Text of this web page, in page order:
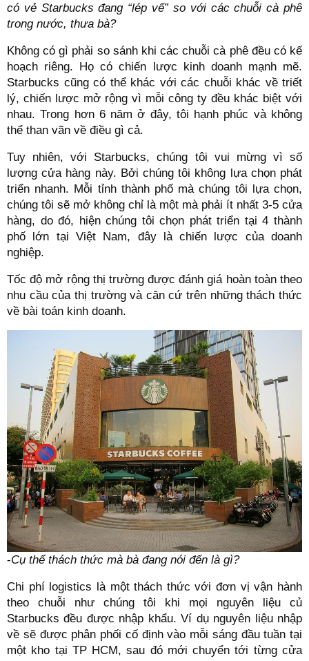
có vẻ Starbucks đang “lép vế” so với các chuỗi cà phê
trong nước, thưa bà?
Không có gì phải so sánh khi các chuỗi cà phê đều có kế
hoạch riêng. Họ có chiến lược kinh doanh mạnh mẽ.
Starbucks cũng có thể khác với các chuỗi khác về triết
lý, chiến lược mở rộng vì mỗi công ty đều khác biệt với
nhau. Trong hơn 6 năm ở đây, tôi hạnh phúc và không
thể than vãn về điều gì cả.
Tuy nhiên, với Starbucks, chúng tôi vui mừng vì số
lượng cửa hàng này. Bởi chúng tôi không lựa chọn phát
triển nhanh. Mỗi tỉnh thành phố mà chúng tôi lựa chọn,
chúng tôi sẽ mở không chỉ là một mà phải ít nhất 3-5 cửa
hàng, do đó, hiện chúng tôi chọn phát triển tại 4 thành
phố lớn tại Việt Nam, đây là chiến lược của doanh
nghiệp.
Tốc độ mở rộng thị trường được đánh giá hoàn toàn theo
nhu cầu của thị trường và căn cứ trên những thách thức
về bài toán kinh doanh.
-Cụ thể thách thức mà bà đang nói đến là gì?
Chi phí logistics là một thách thức với đơn vị vận hành
theo chuỗi như chúng tôi khi mọi nguyên liệu củ
Starbucks đều được nhập khẩu. Ví dụ nguyên liệu nhập
về sẽ được phân phối cố định vào mỗi sáng đầu tuần tại
một kho tại TP HCM, sau đó mới chuyển tới từng cửa